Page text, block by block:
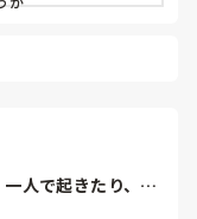
人で起きたり、座